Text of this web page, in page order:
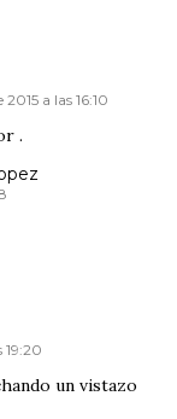
a las 16:10
.
19:20
un vistazo